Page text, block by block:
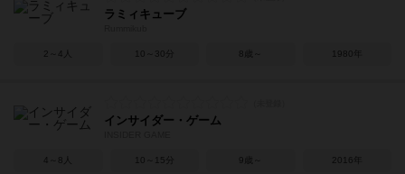
ラミィキューブ
2～4人 10～30分 8歳～ 1980年
インサイダー・ゲーム
4～8人 10～15分 9歳～ 2016年